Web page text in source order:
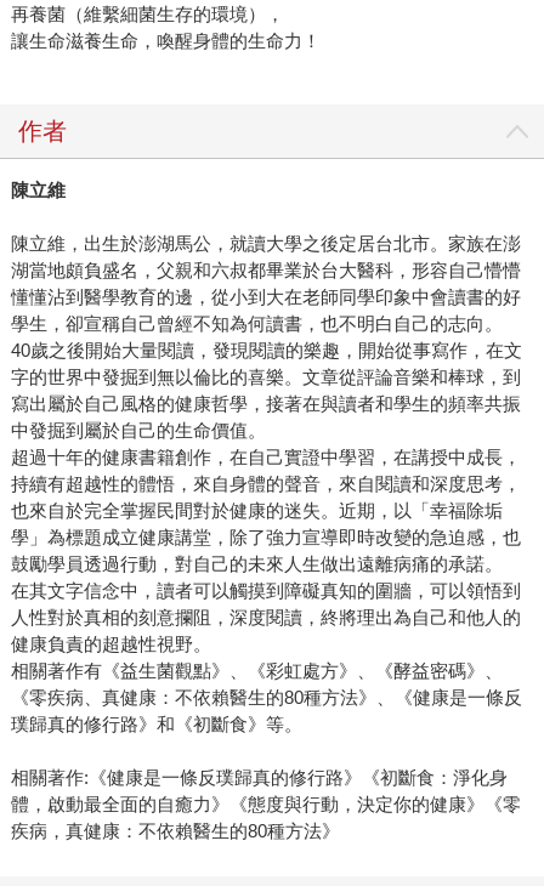
再養菌（維繫細菌生存的環境），
讓生命滋養生命，喚醒身體的生命力！
作者
陳立維
陳立維，出生於澎湖馬公，就讀大學之後定居台北市。家族在澎
湖當地頗負盛名，父親和六叔都畢業於台大醫科，形容自己懵懵
懂懂沾到醫學教育的邊，從小到大在老師同學印象中會讀書的好
學生，卻宣稱自己曾經不知為何讀書，也不明白自己的志向。
40歲之後開始大量閱讀，發現閱讀的樂趣，開始從事寫作，在文
字的世界中發掘到無以倫比的喜樂。文章從評論音樂和棒球，到
寫出屬於自己風格的健康哲學，接著在與讀者和學生的頻率共振
中發掘到屬於自己的生命價值。
超過十年的健康書籍創作，在自己實證中學習，在講授中成長，
持續有超越性的體悟，來自身體的聲音，來自閱讀和深度思考，
也來自於完全掌握民間對於健康的迷失。近期，以「幸福除垢
學」為標題成立健康講堂，除了強力宣導即時改變的急迫感，也
鼓勵學員透過行動，對自己的未來人生做出遠離病痛的承諾。
在其文字信念中，讀者可以觸摸到障礙真知的圍牆，可以領悟到
人性對於真相的刻意攔阻，深度閱讀，終將理出為自己和他人的
健康負責的超越性視野。
相關著作有《益生菌觀點》、《彩虹處方》、《酵益密碼》、
《零疾病、真健康：不依賴醫生的80種方法》、《健康是一條反
璞歸真的修行路》和《初斷食》等。
相關著作:《健康是一條反璞歸真的修行路》《初斷食：淨化身
體，啟動最全面的自癒力》《態度與行動，決定你的健康》《零
疾病，真健康：不依賴醫生的80種方法》